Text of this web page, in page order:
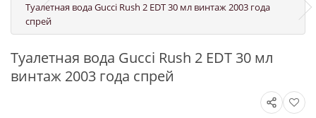
Туалетная вода Gucci Rush 2 EDT 30 мл винтаж 2003 года
спрей
Туалетная вода Gucci Rush 2 EDT 30 мл
винтаж 2003 года спрей